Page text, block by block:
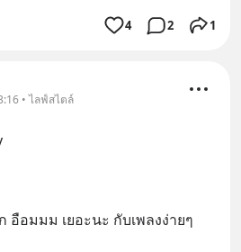
4 2 1
• ไลฟ์สไตล์
อมมม เยอะนะ กับเพลงง่ายๆ